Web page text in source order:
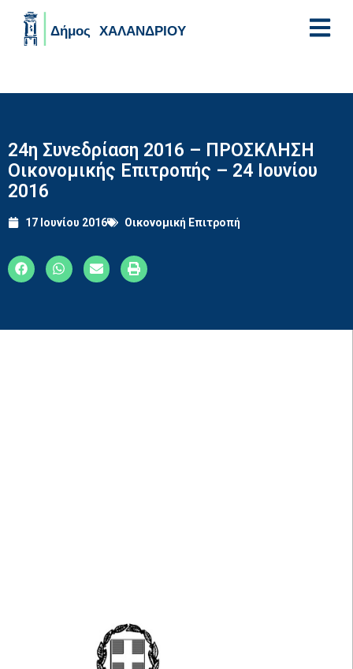
24η Συνεδρίαση 2016 – ΠΡΟΣΚΛΗΣΗ
Οικονομικής Επιτροπής – 24 Ιουνίου
2016
17 Ιουνίου 2016 Οικονομική Επιτροπή